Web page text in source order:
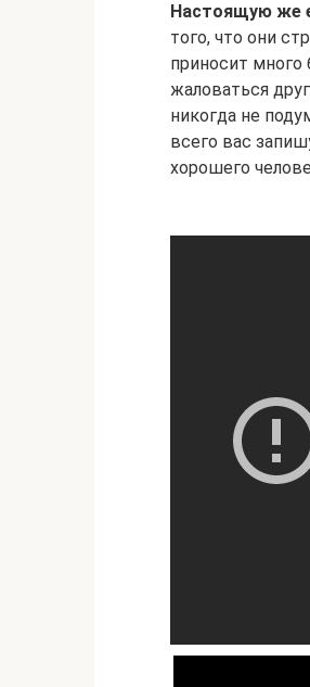
Настоящую же
того, что они
приносит
жаловаться
никогда не
всего вас
хорошего